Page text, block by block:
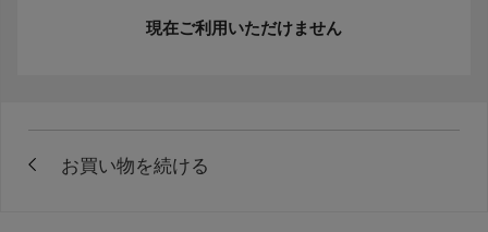
現在ご利用いただけません